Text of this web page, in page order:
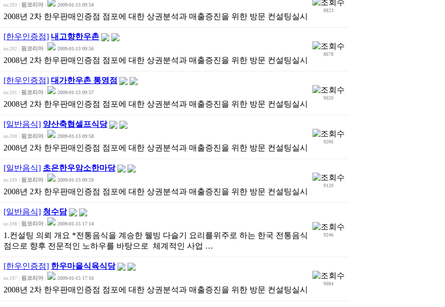
no.203 핌코리아 2009-01-13 09:54
2008년 2차 한우판매인증점 점포에 대한 상권분석과 매출증진을 위한 방문 컨설팅실시
8823
[한우인증점] 내고향한우촌
no.202 핌코리아 2009-01-13 09:56
2008년 2차 한우판매인증점 점포에 대한 상권분석과 매출증진을 위한 방문 컨설팅실시
8678
[한우인증점] 대가한우촌 통영점
no.201 핌코리아 2009-01-13 09:57
2008년 2차 한우판매인증점 점포에 대한 상권분석과 매출증진을 위한 방문 컨설팅실시
9020
[일반음식] 양산축협셀프식당
no.200 핌코리아 2009-01-13 09:58
2008년 2차 한우판매인증점 점포에 대한 상권분석과 매출증진을 위한 방문 컨설팅실시
9206
[일반음식] 초은한우암소한마당
no.199 핌코리아 2009-01-13 09:59
2008년 2차 한우판매인증점 점포에 대한 상권분석과 매출증진을 위한 방문 컨설팅실시
9120
[일반음식] 청수담
no.198 핌코리아 2009-01-15 17:14
1.컨설팅 의뢰 개요 *전통음식을 계승한 웰빙 다슬기 요리를위주로 하는 한국 전통음식
점으로 향후 전문적인 노하우를 바탕으로 체계적인 사업 …
9246
[한우인증점] 한우마을식육식당
no.197 핌코리아 2009-01-15 17:16
2008년 2차 한우판매인증점 점포에 대한 상권분석과 매출증진을 위한 방문 컨설팅실시
9084